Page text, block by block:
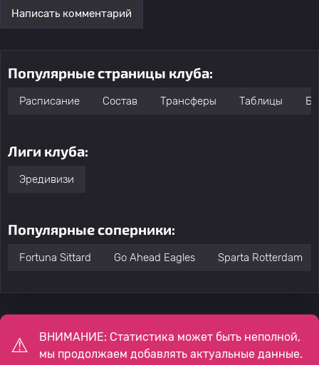
Написать комментарий
Популярные страницы клуба:
Расписание Состав Трансферы Таблицы
Лиги клуба:
Эредивизи
Популярные соперники:
Fortuna Sittard Go Ahead Eagles Sparta Rotterdam
ВНИМАНИЕ: Статистика может быть неполной,
мы продолжаем добавлять актуальные данные.